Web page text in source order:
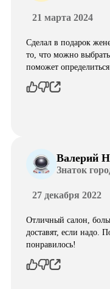
21 марта 2024
Сделал в подарок
то, что можно выбрать
поможет
Валерий
Знаток
27 декабря 2022
Отличный салон,
доставят, если надо.
понравилось!